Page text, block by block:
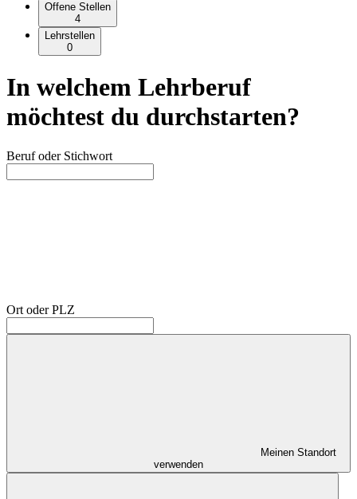
Offene Stellen
4
Lehrstellen
0
In welchem Lehrberuf
möchtest du durchstarten?
Beruf oder Stichwort
Ort oder PLZ
Meinen Standort
verwenden